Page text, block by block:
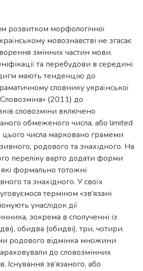
розвитком морфологічної
мовознавстві не згасає
змінних частин мови.
та перебудови в середині
мають тенденцію до
словнику української
(2011) до
словозміни включено
обмеженого числа, або limited
цього числа марковано грамеми
родового та знахідного. На
переліку варто додати форми
формально тотожні
та знахідного. У своїх
терміном «зв’язані
унаслідок дії
зокрема в сполученні із
обидва (обидві), три, чотири.
родового відмінка множини
до словозмінних
Існування зв’язаного, або